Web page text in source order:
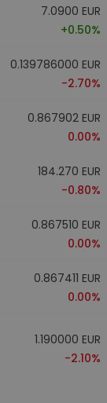
7.0900 EUR
+0.50%
0.139786000 EUR
-2.70%
0.867902 EUR
0.00%
184.270 EUR
-0.80%
0.867510 EUR
0.00%
0.867411 EUR
0.00%
1.190000 EUR
-2.10%